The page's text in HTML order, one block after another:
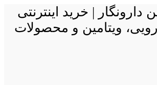
دارونگار | خرید اینترنتی
ویتامین و محصولات